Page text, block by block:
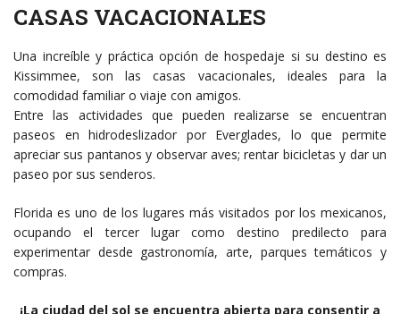
CASAS VACACIONALES
Una increíble y práctica opción de hospedaje si su destino es
Kissimmee, son las casas vacacionales, ideales para la
comodidad familiar o viaje con amigos.
Entre las actividades que pueden realizarse se encuentran
paseos en hidrodeslizador por Everglades, lo que permite
apreciar sus pantanos y observar aves; rentar bicicletas y dar un
paseo por sus senderos.
Florida es uno de los lugares más visitados por los mexicanos,
ocupando el tercer lugar como destino predilecto para
experimentar desde gastronomía, arte, parques temáticos y
compras.
¡La ciudad del sol se encuentra abierta para consentir a